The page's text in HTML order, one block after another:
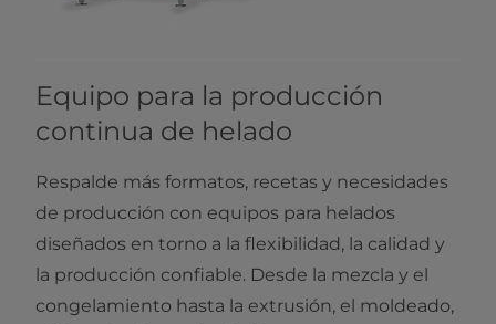
Equipo para la producción
continua de helado
Respalde más formatos, recetas y necesidades
de producción con equipos para helados
diseñados en torno a la flexibilidad, la calidad y
la producción confiable. Desde la mezcla y el
congelamiento hasta la extrusión, el moldeado,